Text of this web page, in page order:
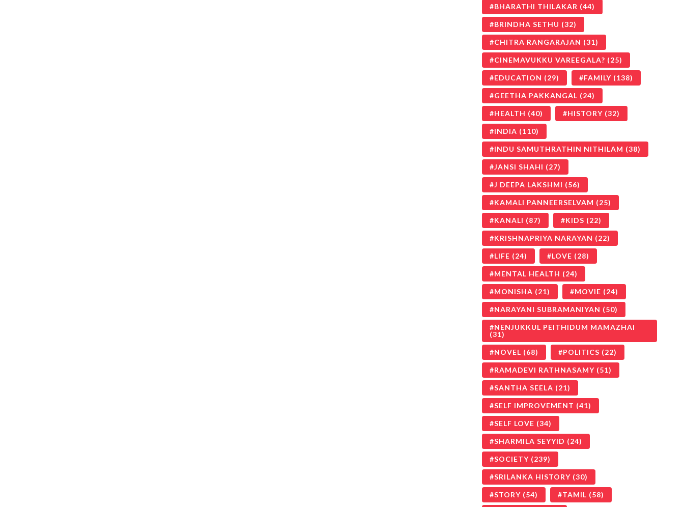
BHARATHI THILAKAR (44)
BRINDHA SETHU (32)
CHITRA RANGARAJAN (31)
CINEMAVUKKU VAREEGALA? (25)
EDUCATION (29) FAMILY (138)
GEETHA PAKKANGAL (24)
HEALTH (40) HISTORY (32)
INDIA (110)
INDU SAMUTHRATHIN NITHILAM (38)
JANSI SHAHI (27)
J DEEPA LAKSHMI (56)
KAMALI PANNEERSELVAM (25)
KANALI (87) KIDS (22)
KRISHNAPRIYA NARAYAN (22)
LIFE (24) LOVE (28)
MENTAL HEALTH (24)
MONISHA (21) MOVIE (24)
NARAYANI SUBRAMANIYAN (50)
NENJUKKUL PEITHIDUM MAMAZHAI
(31)
NOVEL (68) POLITICS (22)
RAMADEVI RATHNASAMY (51)
SANTHA SEELA (21)
SELF IMPROVEMENT (41)
SELF LOVE (34)
SHARMILA SEYYID (24)
SOCIETY (239)
SRILANKA HISTORY (30)
STORY (54) TAMIL (58)